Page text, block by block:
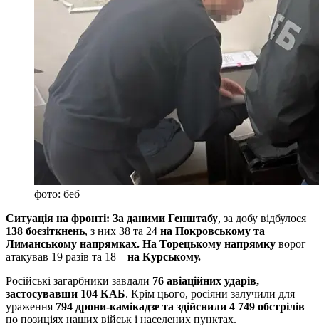
фото: беб
Ситуація на фронті: За даними Генштабу, за добу відбулося
138 боєзіткнень, з них 38 та 24 на Покровському та
Лиманському напрямках. На Торецькому напрямку ворог
атакував 19 разів та 18 – на Курському.
Російські загарбники завдали 76 авіаційних ударів,
застосувавши 104 КАБ. Крім цього, росіяни залучили для
ураження 794 дрони-камікадзе та здійснили 4 749 обстрілів
по позиціях наших військ і населених пунктах.